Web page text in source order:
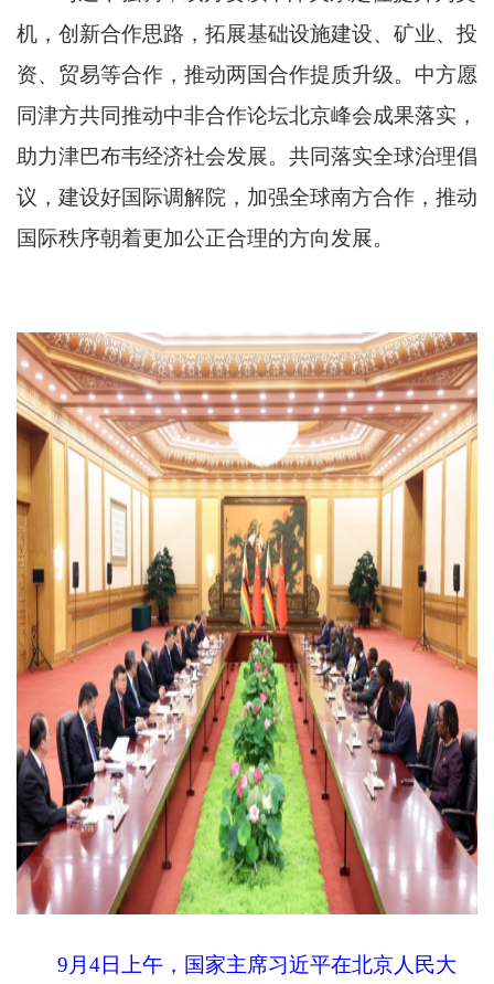
机，创新合作思路，拓展基础设施建设、矿业、投
资、贸易等合作，推动两国合作提质升级。中方愿
同津方共同推动中非合作论坛北京峰会成果落实，
助力津巴布韦经济社会发展。共同落实全球治理倡
议，建设好国际调解院，加强全球南方合作，推动
国际秩序朝着更加公正合理的方向发展。
9月4日上午，国家主席习近平在北京人民大